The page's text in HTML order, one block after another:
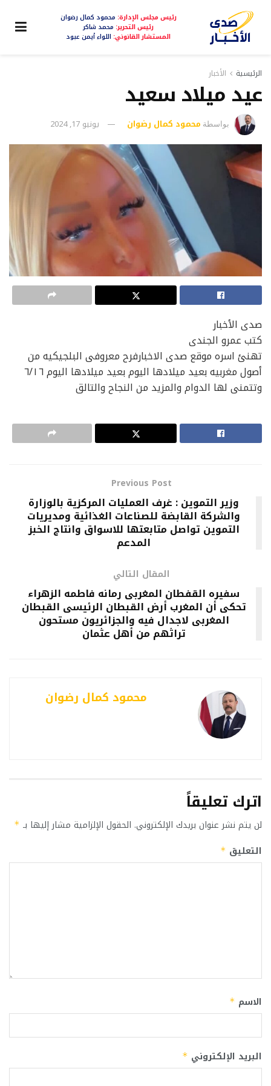
رئيس مجلس الإدارة: محمود كمال رضوان
رئيس التحرير: محمد شاكر
المستشار القانوني: اللواء أيمن عبود
الرئيسية الأخبار
عيد ميلاد سعيد
بواسطة محمود كمال رضوان يونيو 17, 2024
صدى الأخبار
كتب عمرو الجندى
تهنئ اسره موقع صدى الاخبارفرح معروفى البلجيكيه من
أصول مغربيه بعيد ميلادها اليوم بعيد ميلادها اليوم ٦/١٦
وتتمنى لها الدوام والمزيد من النجاح والتالق
Previous Post
وزير التموين : غرف العمليات المركزية بالوزارة
والشركة القابضة للصناعات الغذائية ومديريات
التموين تواصل متابعتها للاسواق وانتاج الخبز
المدعم
المقال التالي
سفيره القفطان المغربى رمانه فاطمه الزهراء
تحكى أن المغرب أرض القبطان الرئيسى القبطان
المغربى لاجدال فيه والجزائريون مستحون
تراثهم من أهل عثمان
محمود كمال رضوان
اترك تعليقاً
لن يتم نشر عنوان بريدك الإلكتروني. الحقول الإلزامية مشار إليها بـ *
التعليق *
الاسم *
البريد الإلكتروني *